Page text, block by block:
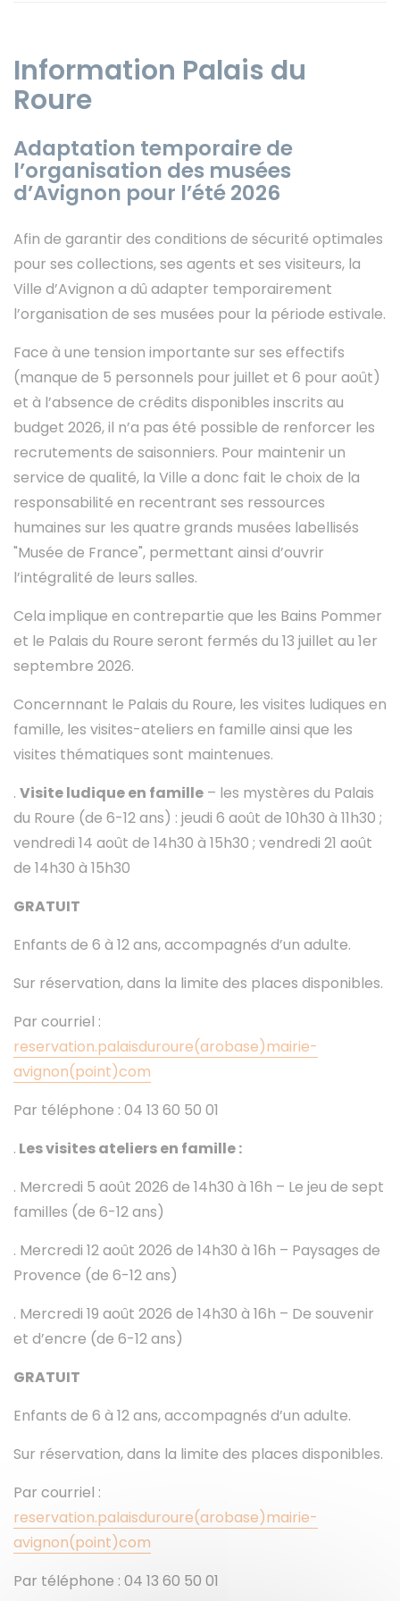
Instagram
Information Palais du
Roure
Adaptation temporaire de
l’organisation des musées
d’Avignon pour l’été 2026
Afin de garantir des conditions de sécurité optimales
pour ses collections, ses agents et ses visiteurs, la
Ville d’Avignon a dû adapter temporairement
l’organisation de ses musées pour la période estivale.
Face à une tension importante sur ses effectifs
(manque de 5 personnels pour juillet et 6 pour août)
et à l’absence de crédits disponibles inscrits au
budget 2026, il n’a pas été possible de renforcer les
recrutements de saisonniers. Pour maintenir un
service de qualité, la Ville a donc fait le choix de la
responsabilité en recentrant ses ressources
humaines sur les quatre grands musées labellisés
"Musée de France", permettant ainsi d’ouvrir
l’intégralité de leurs salles.
Cela implique en contrepartie que les Bains Pommer
et le Palais du Roure seront fermés du 13 juillet au 1er
septembre 2026.
Concernnant le Palais du Roure, les visites ludiques en
famille, les visites-ateliers en famille ainsi que les
visites thématiques sont maintenues.
. Visite ludique en famille – les mystères du Palais
du Roure (de 6-12 ans) : jeudi 6 août de 10h30 à 11h30 ;
vendredi 14 août de 14h30 à 15h30 ; vendredi 21 août
de 14h30 à 15h30
GRATUIT
Enfants de 6 à 12 ans, accompagnés d’un adulte.
Sur réservation, dans la limite des places disponibles.
Par courriel :
reservation.palaisduroure(arobase)mairie-
avignon(point)com
Par téléphone : 04 13 60 50 01
. Les visites ateliers en famille :
. Mercredi 5 août 2026 de 14h30 à 16h – Le jeu de sept
familles (de 6-12 ans)
. Mercredi 12 août 2026 de 14h30 à 16h – Paysages de
Provence (de 6-12 ans)
. Mercredi 19 août 2026 de 14h30 à 16h – De souvenir
et d’encre (de 6-12 ans)
GRATUIT
Enfants de 6 à 12 ans, accompagnés d’un adulte.
Sur réservation, dans la limite des places disponibles.
Par courriel :
reservation.palaisduroure(arobase)mairie-
avignon(point)com
Par téléphone : 04 13 60 50 01